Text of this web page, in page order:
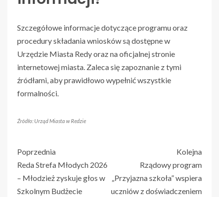
Szczegółowe informacje dotyczące programu oraz
procedury składania wniosków są dostępne w
Urzędzie Miasta Redy oraz na oficjalnej stronie
internetowej miasta. Zaleca się zapoznanie z tymi
źródłami, aby prawidłowo wypełnić wszystkie
formalności.
Źródło: Urząd Miasta w Redzie
Poprzednia
Reda Strefa Młodych 2026
– Młodzież zyskuje głos w
Szkolnym Budżecie
Kolejna
Rządowy program
„Przyjazna szkoła” wspiera
uczniów z doświadczeniem